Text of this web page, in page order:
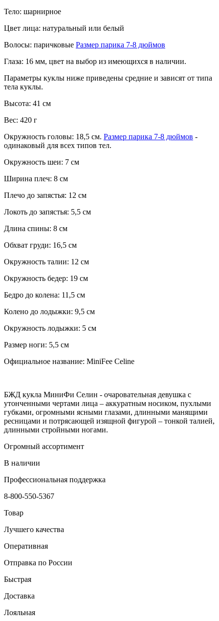
Тело: шарнирное
Цвет лица: натуральный или белый
Волосы: паричковые Размер парика 7-8 дюймов
Глаза: 16 мм, цвет на выбор из имеющихся в наличии.
Параметры куклы ниже приведены средние и зависят от типа
тела куклы.
Высота: 41 см
Вес: 420 г
Окружность головы: 18,5 см. Размер парика 7-8 дюймов -
одинаковый для всех типов тел.
Окружность шеи: 7 см
Ширина плеч: 8 см
Плечо до запястья: 12 см
Локоть до запястья: 5,5 см
Длина спины: 8 см
Обхват груди: 16,5 см
Окружность талии: 12 см
Окружность бедер: 19 см
Бедро до колена: 11,5 см
Колено до лодыжки: 9,5 см
Окружность лодыжки: 5 см
Размер ноги: 5,5 см
Официальное название: MiniFee Celine
БЖД кукла МиниФи Селин - очаровательная девушка с
утонченными чертами лица – аккуратным носиком, пухлыми
губками, огромными ясными глазами, длинными манящими
ресницами и потрясающей изящной фигурой – тонкой талией,
длинными стройными ногами.
Огромный ассортимент
В наличии
Профессиональная поддержка
8-800-550-5367
Товар
Лучшего качества
Оперативная
Отправка по России
Быстрая
Доставка
Лояльная